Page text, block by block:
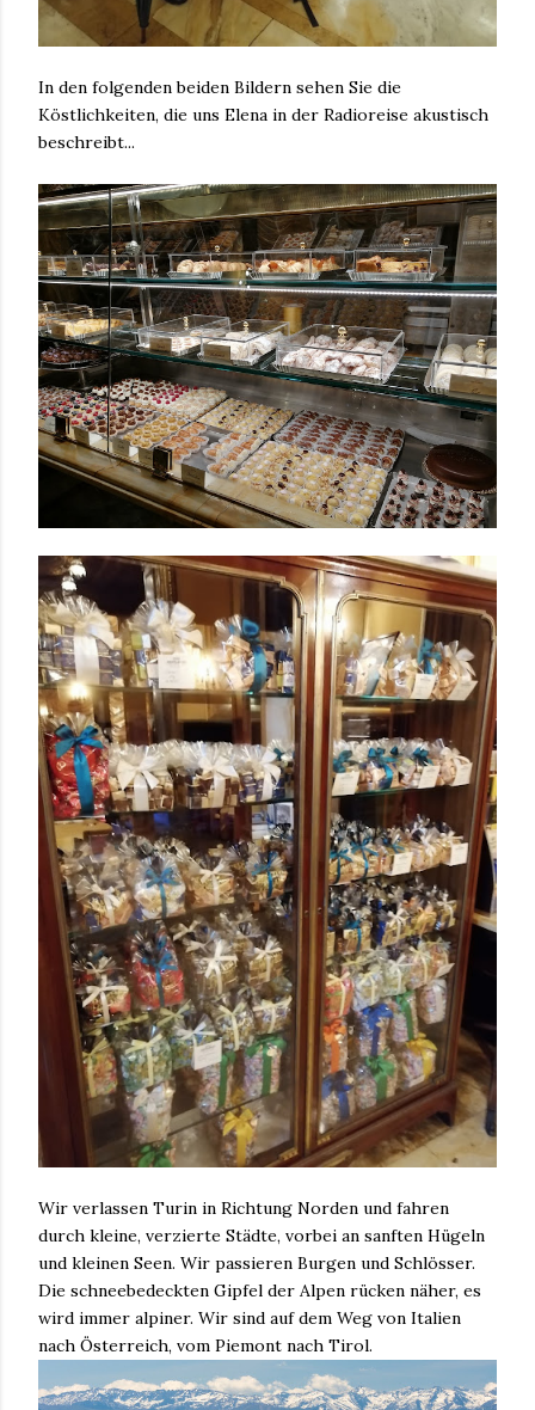
In den folgenden beiden Bildern sehen Sie die
Köstlichkeiten, die uns Elena in der Radioreise akustisch
beschreibt...
Wir verlassen Turin in Richtung Norden und fahren
durch kleine, verzierte Städte, vorbei an sanften Hügeln
und kleinen Seen. Wir passieren Burgen und Schlösser.
Die schneebedeckten Gipfel der Alpen rücken näher, es
wird immer alpiner. Wir sind auf dem Weg von Italien
nach Österreich, vom Piemont nach Tirol.